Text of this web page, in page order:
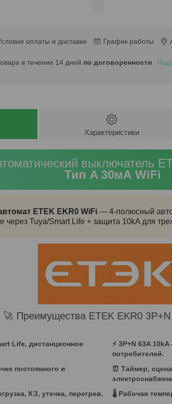
оплаты и доставки График работы
в течение 14 дней по договоренности
Характеристики
выключатель
Тип A 30мА WiFi
ETEK EKR0 WiFi — 4-полюсный
через Tuya/Smart Life + защита 10kA для
🚀 Преимущества ETEK EKR0
Life, дистанционное
⚡ 3P+N 63A 10kA
потребителей.
постоянного и
⏰ Таймер,
КЗ, утечка, перегрев.
🌡️ Рабочая